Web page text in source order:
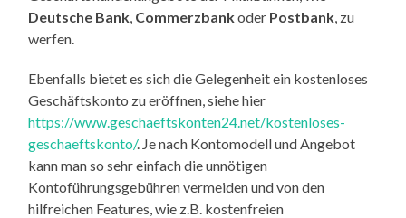
Deutsche Bank Commerzbankoder Postbank , zu
werfen.
Ebenfalls bietet es sich die Gelegenheit ein kostenloses
Geschäftskonto zu eröffnen, siehe hier
https://www.geschaeftskonten24.net/kostenloses-
geschaeftskonto/. Je nach Kontomodell und Angebot
kann man so sehr einfach die unnötigen
Kontoführungsgebühren vermeiden und von den
hilfreichen Features, wie z.B. kostenfreien